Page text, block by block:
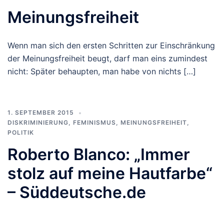
Meinungsfreiheit
Wenn man sich den ersten Schritten zur Einschränkung
der Meinungsfreiheit beugt, darf man eins zumindest
nicht: Später behaupten, man habe von nichts […]
1. SEPTEMBER 2015
DISKRIMINIERUNG, FEMINISMUS, MEINUNGSFREIHEIT,
POLITIK
Roberto Blanco: „Immer
stolz auf meine Hautfarbe“
– Süddeutsche.de